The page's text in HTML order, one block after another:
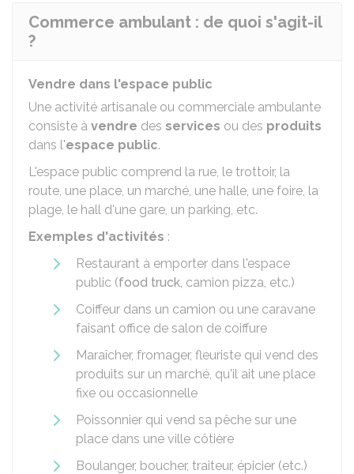
Commerce ambulant : de quoi s'agit-il
?
Vendre dans l'espace public
Une activité artisanale ou commerciale ambulante
consiste à vendre des services ou des produits
dans l'espace public.
L'espace public comprend la rue, le trottoir, la
route, une place, un marché, une halle, une foire, la
plage, le hall d'une gare, un parking, etc.
Exemples d'activités :
Restaurant à emporter dans l'espace
public (food truck, camion pizza, etc.)
Coiffeur dans un camion ou une caravane
faisant office de salon de coiffure
Maraîcher, fromager, fleuriste qui vend des
produits sur un marché, qu'il ait une place
fixe ou occasionnelle
Poissonnier qui vend sa pêche sur une
place dans une ville côtière
Boulanger, boucher, traiteur, épicier (etc.)